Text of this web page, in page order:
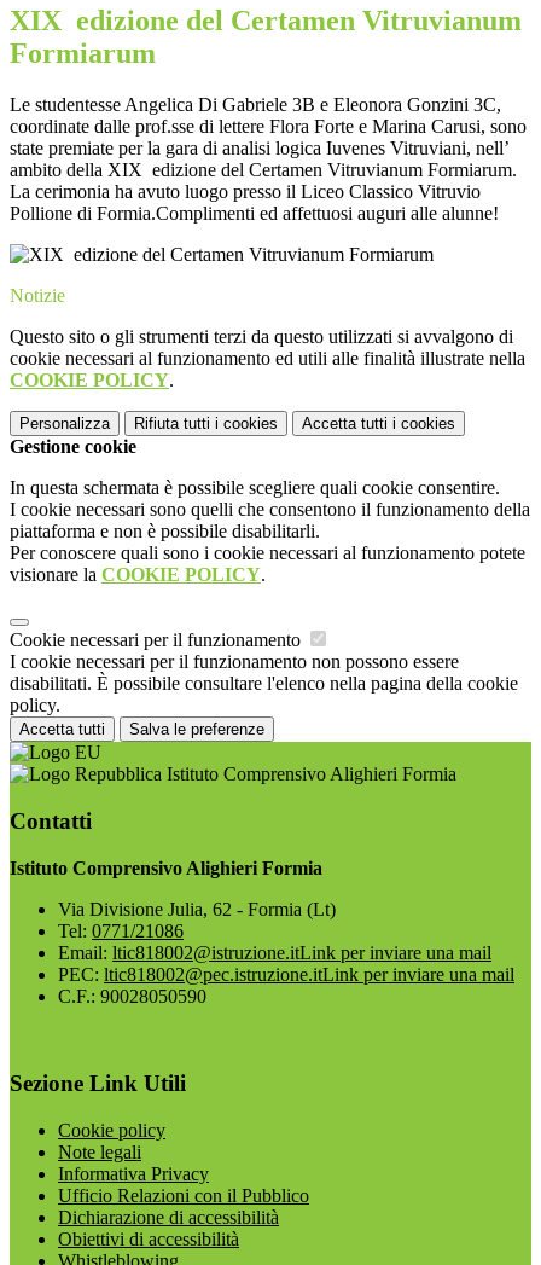
XIX edizione del Certamen Vitruvianum
Formiarum
Le studentesse Angelica Di Gabriele 3B e Eleonora Gonzini 3C,
coordinate dalle prof.sse di lettere Flora Forte e Marina Carusi, sono
state premiate per la gara di analisi logica Iuvenes Vitruviani, nell’
ambito della XIX edizione del Certamen Vitruvianum Formiarum.
La cerimonia ha avuto luogo presso il Liceo Classico Vitruvio
Pollione di Formia.Complimenti ed affettuosi auguri alle alunne!
Notizie
Questo sito o gli strumenti terzi da questo utilizzati si avvalgono di
cookie necessari al funzionamento ed utili alle finalità illustrate nella
COOKIE POLICY.
Personalizza Rifiuta tutti i cookies Accetta tutti i cookies
Gestione cookie
In questa schermata è possibile scegliere quali cookie consentire.
I cookie necessari sono quelli che consentono il funzionamento della
piattaforma e non è possibile disabilitarli.
Per conoscere quali sono i cookie necessari al funzionamento potete
visionare la COOKIE POLICY.
Cookie necessari per il funzionamento
I cookie necessari per il funzionamento non possono essere
disabilitati. È possibile consultare l'elenco nella pagina della cookie
policy.
Accetta tutti Salva le preferenze
Istituto Comprensivo Alighieri Formia
Contatti
Istituto Comprensivo Alighieri Formia
Via Divisione Julia, 62 - Formia (Lt)
Tel: 0771/21086
Email: ltic818002@istruzione.itLink per inviare una mail
PEC: ltic818002@pec.istruzione.itLink per inviare una mail
C.F.: 90028050590
Sezione Link Utili
Cookie policy
Note legali
Informativa Privacy
Ufficio Relazioni con il Pubblico
Dichiarazione di accessibilità
Obiettivi di accessibilità
Whistleblowing